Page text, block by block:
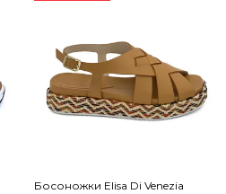
Босоножки Elisa Di Venezia